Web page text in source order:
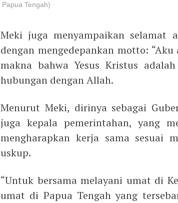
Papua Tengah)
Meki juga menyampaikan selamat
dengan mengedepankan motto:
makna bahwa Yesus Kristus
hubungan dengan Allah.
Menurut Meki, dirinya sebagai
juga kepala pemerintahan, yang
mengharapkan kerja sama sesuai
uskup.
“Untuk bersama melayani umat di
umat di Papua Tengah yang